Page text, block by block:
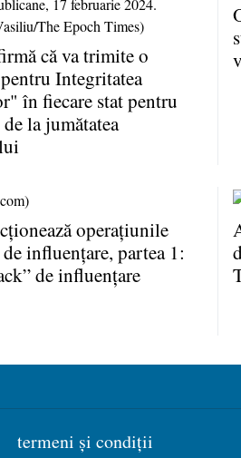
că va trimite o
Integritatea
în fiecare stat pentru
la jumătatea
operaţiunile
influenţare, partea 1:
de influenţare
termeni și condiții